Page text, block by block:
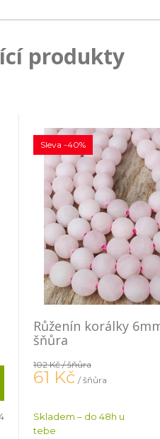
produkty
Růženín korálky
šňůra
Sleva -40%
102 Kč/ šňůra
61 Kč / šňůra
Skladem – do 48h u
tebe